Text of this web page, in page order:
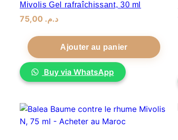
Mivolis Gel rafraîchissant, 30 ml
د.م.
Ajouter au panier
Buy via WhatsApp